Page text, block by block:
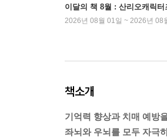
이달의 책 8월 : 산리오캐릭터
2026년 08월 01일 ~ 2026년 08
책소개
기억력 향상과 치매 예방
좌뇌와 우뇌를 모두 자극